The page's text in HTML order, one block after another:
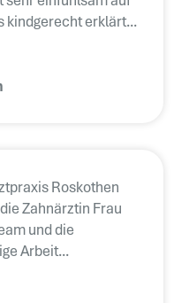
kindgerecht erklärt...
Roskothen
Zahnärztin Frau
und die
Arbeit...